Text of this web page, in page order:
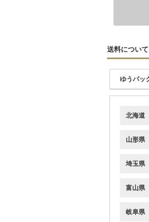
送料について
ゆうパッ
北海道
山形県
埼玉県
富山県
岐阜県